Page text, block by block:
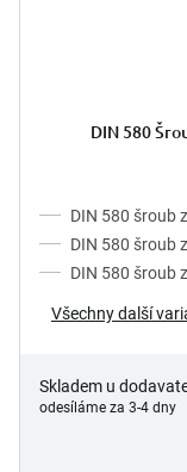
DIN 580
DIN 580 šroub
DIN 580 šroub
DIN 580 šroub
Všechny další
Skladem u
odesíláme za 3-4 dny